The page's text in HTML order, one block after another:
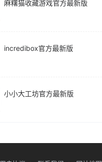
麻糬猫收藏游戏官方最新版
incredibox官方最新版
小小大工坊官方最新版